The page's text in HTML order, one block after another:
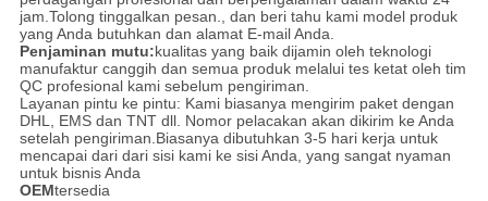
jam.Tolong tinggalkan pesan., dan beri tahu kami model produk
yang Anda butuhkan dan alamat E-mail Anda.
Penjaminan mutu:kualitas yang baik dijamin oleh teknologi
manufaktur canggih dan semua produk melalui tes ketat oleh tim
QC profesional kami sebelum pengiriman.
Layanan pintu ke pintu: Kami biasanya mengirim paket dengan
DHL, EMS dan TNT dll. Nomor pelacakan akan dikirim ke Anda
setelah pengiriman.Biasanya dibutuhkan 3-5 hari kerja untuk
mencapai dari dari sisi kami ke sisi Anda, yang sangat nyaman
untuk bisnis Anda
OEMtersedia